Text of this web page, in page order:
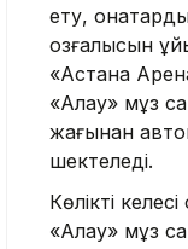
ету,
қозғалысын
«Астана
«Алау» мұз
жағынан
шектеледі.
Көлікті
«Алау» мұз